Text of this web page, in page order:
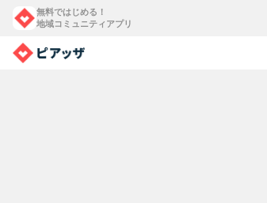
無料ではじめる！
地域コミュニティアプリ